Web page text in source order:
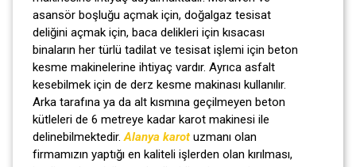
asansör boşluğu açmak için, doğalgaz tesisat
deliğini açmak için, baca delikleri için kısacası
binaların her türlü tadilat ve tesisat işlemi için beton
kesme makinelerine ihtiyaç vardır. Ayrıca asfalt
kesebilmek için de derz kesme makinası kullanılır.
Arka tarafına ya da alt kısmına geçilmeyen beton
kütleleri de 6 metreye kadar karot makinesi ile
delinebilmektedir.Alanya karotuzmanı olan
firmamızın yaptığı en kaliteli işlerden olan kırılması,